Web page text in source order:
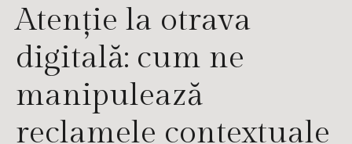
Atenție la otrava
digitală: cum ne
manipulează
reclamele contextuale